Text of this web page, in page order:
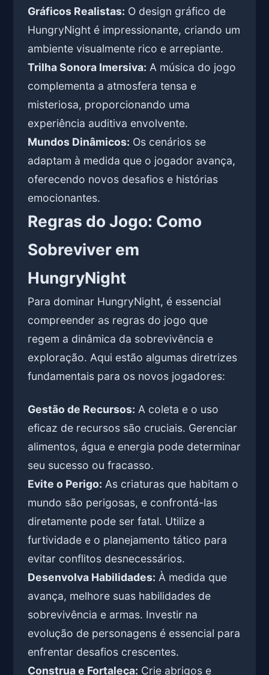
Gráficos Realistas: O design gráfico de
HungryNight é impressionante, criando um
ambiente visualmente rico e arrepiante.
Trilha Sonora Imersiva: A música do jogo
complementa a atmosfera tensa e
misteriosa, proporcionando uma
experiência auditiva envolvente.
Mundos Dinâmicos: Os cenários se
adaptam à medida que o jogador avança,
oferecendo novos desafios e histórias
emocionantes.
Regras do Jogo: Como
Sobreviver em
HungryNight
Para dominar HungryNight, é essencial
compreender as regras do jogo que
regem a dinâmica da sobrevivência e
exploração. Aqui estão algumas diretrizes
fundamentais para os novos jogadores:
Gestão de Recursos: A coleta e o uso
eficaz de recursos são cruciais. Gerenciar
alimentos, água e energia pode determinar
seu sucesso ou fracasso.
Evite o Perigo: As criaturas que habitam o
mundo são perigosas, e confrontá-las
diretamente pode ser fatal. Utilize a
furtividade e o planejamento tático para
evitar conflitos desnecessários.
Desenvolva Habilidades: À medida que
avança, melhore suas habilidades de
sobrevivência e armas. Investir na
evolução de personagens é essencial para
enfrentar desafios crescentes.
Construa e Fortaleça: Crie abrigos e